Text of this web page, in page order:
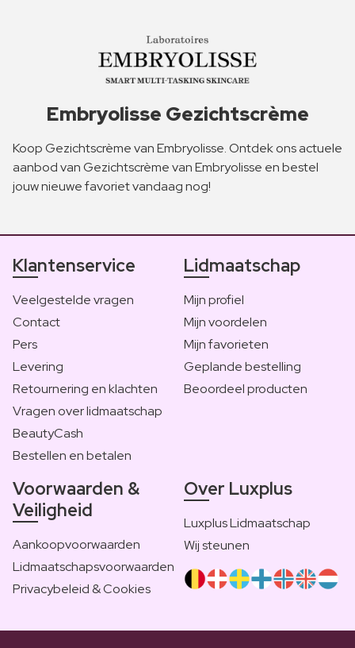
Embryolisse Gezichtscrème
Koop Gezichtscrème van Embryolisse. Ontdek ons actuele
aanbod van Gezichtscrème van Embryolisse en bestel
jouw nieuwe favoriet vandaag nog!
Klantenservice
Veelgestelde vragen
Contact
Pers
Levering
Retournering en klachten
Vragen over lidmaatschap
BeautyCash
Bestellen en betalen
Lidmaatschap
Mijn profiel
Mijn voordelen
Mijn favorieten
Geplande bestelling
Beoordeel producten
Voorwaarden &
Veiligheid
Aankoopvoorwaarden
Lidmaatschapsvoorwaarden
Privacybeleid & Cookies
Over Luxplus
Luxplus Lidmaatschap
Wij steunen